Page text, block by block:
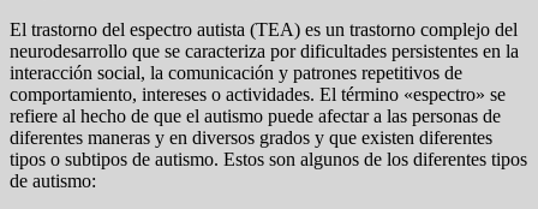
El trastorno del espectro autista (TEA) es un trastorno complejo del
neurodesarrollo que se caracteriza por dificultades persistentes en la
interacción social, la comunicación y patrones repetitivos de
comportamiento, intereses o actividades. El término «espectro» se
refiere al hecho de que el autismo puede afectar a las personas de
diferentes maneras y en diversos grados y que existen diferentes
tipos o subtipos de autismo. Estos son algunos de los diferentes tipos
de autismo: